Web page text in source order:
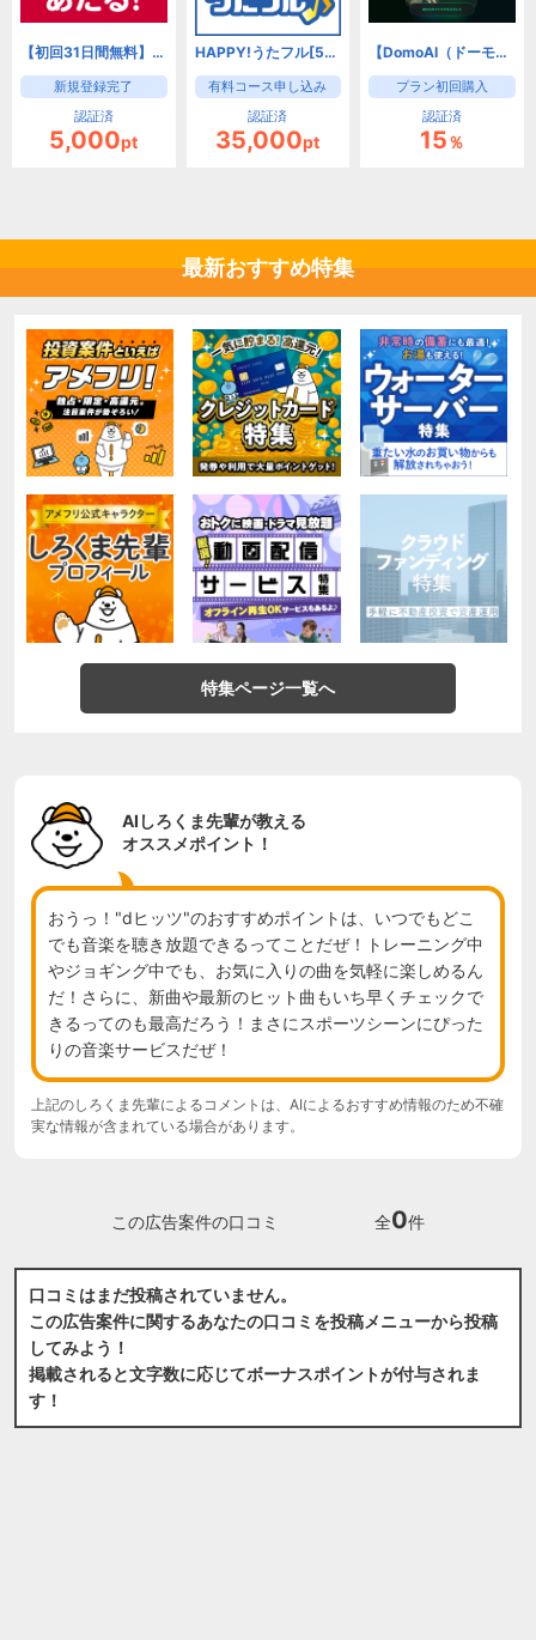
【初回31日間無料】NAVITIME Travel（dバリューパス）
新規登録完了
認証済
5,000pt
HAPPY!うたフル[5000円コース]（キャリア決済）
有料コース申し込み
認証済
35,000pt
【DomoAI（ドーモエーアイ）】動画・画像生成AIツール
プラン初回購入
認証済
15％
最新おすすめ特集
特集ページ一覧へ
AIしろくま先輩が教える
オススメポイント！
おうっ！"dヒッツ"のおすすめポイントは、いつでもどこ
でも音楽を聴き放題できるってことだぜ！トレーニング中
やジョギング中でも、お気に入りの曲を気軽に楽しめるん
だ！さらに、新曲や最新のヒット曲もいち早くチェックで
きるってのも最高だろう！まさにスポーツシーンにぴった
りの音楽サービスだぜ！
上記のしろくま先輩によるコメントは、AIによるおすすめ情報のため不確
実な情報が含まれている場合があります。
この広告案件の口コミ 全0件
口コミはまだ投稿されていません。
この広告案件に関するあなたの口コミを投稿メニューから投稿
してみよう！
掲載されると文字数に応じてボーナスポイントが付与されま
す！